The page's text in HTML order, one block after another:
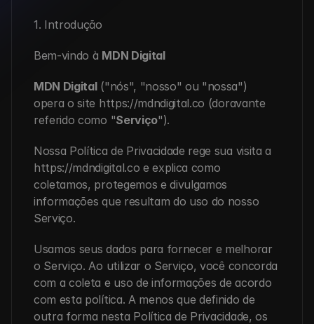
1. Introdução
Bem-vindo à MDN Digital
MDN Digital ("nós", "nosso" ou "nossa")
opera o site https://mdndigital.co (doravante
referido como "Serviço").
https://mdndigital.co e explica como
coletamos, protegemos e divulgamos
informações que resultam do uso do nosso
Serviço.
Usamos seus dados para fornecer e melhorar
o Serviço. Ao utilizar o Serviço, você concorda
com a coleta e uso de informações de acordo
com esta política. A menos que definido de
outra forma nesta Política de Privacidade, os